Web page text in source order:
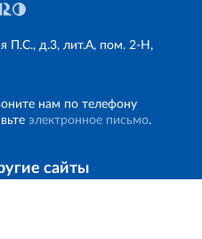
П.С., д.3, лит.А, пом. 2-Н,
нам по телефону
электронное письмо.
сайты